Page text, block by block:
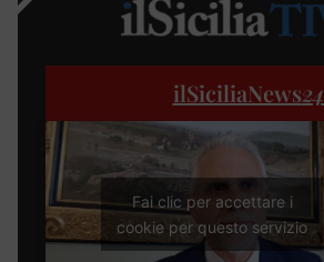
ilSiciliaNews24
Fai clic per accettare i
cookie per questo servizio